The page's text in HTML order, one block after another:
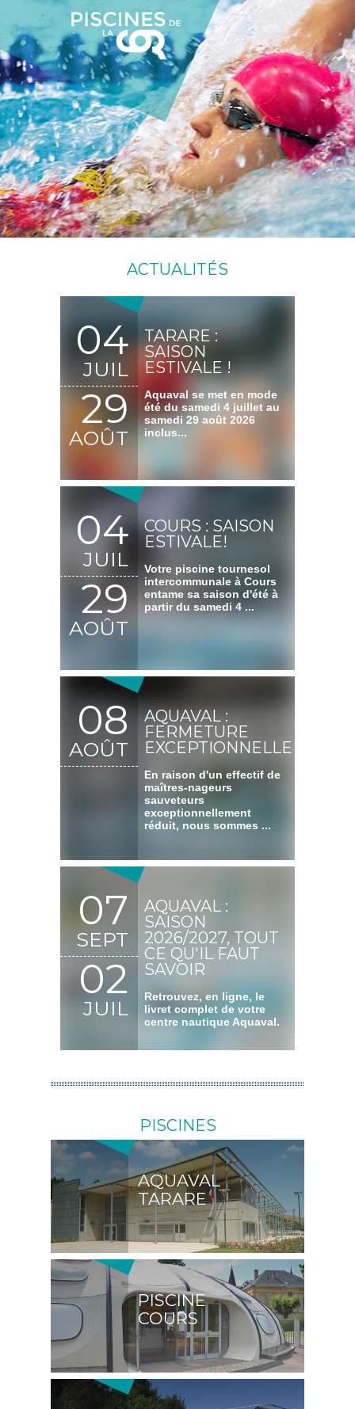
ACTUALITÉS
04
JUIL
29
AOÛT
TARARE :
SAISON
ESTIVALE !
Aquaval se met en mode
été du samedi 4 juillet au
samedi 29 août 2026
inclus...
04
JUIL
29
AOÛT
COURS : SAISON
ESTIVALE!
Votre piscine tournesol
intercommunale à Cours
entame sa saison d'été à
partir du samedi 4 ...
08
AOÛT
AQUAVAL :
FERMETURE
EXCEPTIONNELLE
En raison d'un effectif de
maîtres-nageurs
sauveteurs
exceptionnellement
réduit, nous sommes ...
07
SEPT
02
JUIL
AQUAVAL :
SAISON
2026/2027, TOUT
CE QU'IL FAUT
SAVOIR
Retrouvez, en ligne, le
livret complet de votre
centre nautique Aquaval.
PISCINES
AQUAVAL
TARARE
PISCINE
COURS